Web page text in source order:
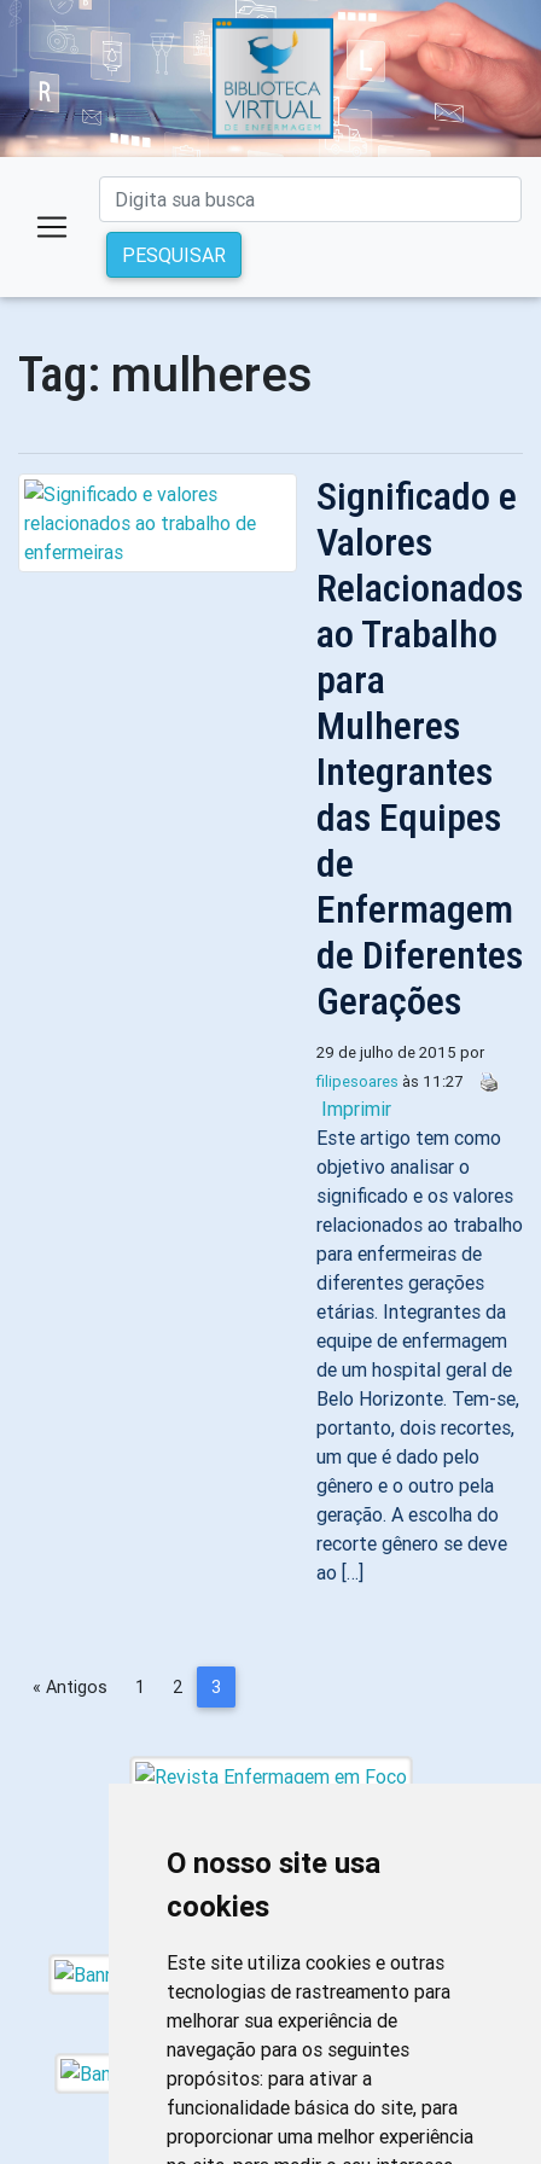
O nosso site usa
cookies
Este site utiliza cookies e outras
tecnologias de rastreamento para
melhorar sua experiência de
navegação para os seguintes
propósitos: para ativar a
funcionalidade básica do site, para
proporcionar uma melhor experiência
PESQUISAR
Tag: mulheres
Significado e
Valores
Relacionados
ao Trabalho
para
Mulheres
Integrantes
das Equipes
de
Enfermagem
de Diferentes
Gerações
29 de julho de 2015 por
filipesoares às 11:27
Imprimir
Este artigo tem como
objetivo analisar o
significado e os valores
relacionados ao trabalho
para enfermeiras de
diferentes gerações
etárias. Integrantes da
equipe de enfermagem
de um hospital geral de
Belo Horizonte. Tem-se,
portanto, dois recortes,
um que é dado pelo
gênero e o outro pela
geração. A escolha do
recorte gênero se deve
ao […]
« Antigos 1 2 3